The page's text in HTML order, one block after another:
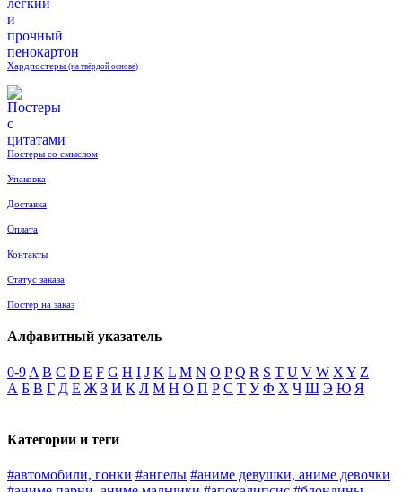
Хардпостеры (на твёрдой основе)
Постеры со смыслом
Упаковка
Доставка
Оплата
Контакты
Статус заказа
Постер на заказ
Алфавитный указатель
0-9 A B C D E F G H I J K L M N O P Q R S T U V W X Y Z
А Б В Г Д Е Ж З И К Л М Н О П Р С Т У Ф Х Ч Ш Э Ю Я
Категории и теги
#автомобили, гонки #ангелы #аниме девушки, аниме девочки